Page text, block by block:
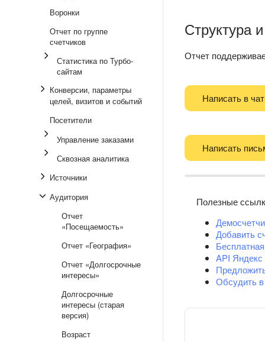
Воронки
Отчет по группе
счетчиков
Статистика по Турбо-
сайтам
Конверсии, параметры
целей, визитов и событий
Посетители
Управление заказами
Сквозная аналитика
Источники
Аудитория
Отчет
«Посещаемость»
Отчет «География»
Отчет «Долгосрочные
интересы»
Долгосрочные
интересы (старая
версия)
Возраст
Структура
Отчет
Написать в чат
Написать
Полезные
Добавить
API
Обсудить